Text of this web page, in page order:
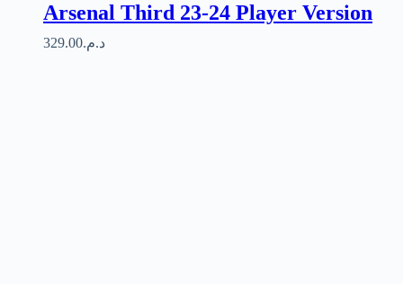
Arsenal Third 23-24 Player Version
د.م.329.00